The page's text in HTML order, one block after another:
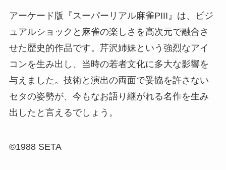
アーケード版『スーパーリアル麻雀PIII』は、ビジ
ュアルショックと麻雀の楽しさを高次元で融合さ
せた歴史的作品です。芹沢姉妹という強烈なアイ
コンを生み出し、当時の若者文化に多大な影響を
与えました。技術と演出の両面で妥協を許さない
セタの姿勢が、今もなお語り継がれる名作を生み
出したと言えるでしょう。
©1988 SETA